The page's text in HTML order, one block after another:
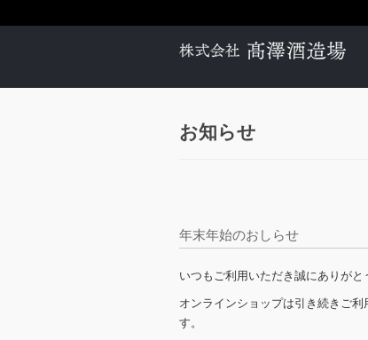
お知らせ
年末年始のおしらせ
いつもご利用いただき誠にありがと
オンラインショップは引き続きご
す。